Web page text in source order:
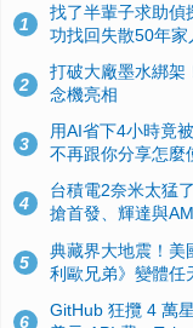
1
找了半輩子求助偵
功找回失散50年家
2
打破大廠墨水綁架
念機亮相
3
用AI省下4小時竟
不再跟你分享怎麼
4
台積電2奈米太猛
搶首發、輝達與
5
典藏界大地震！美
利歐兄弟》變體任
6
GitHub 狂攬 4 萬